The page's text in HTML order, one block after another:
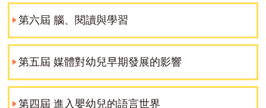
第六屆 腦、閱讀與學習
第五屆 媒體對幼兒早期發展的影響
第四屆 進入嬰幼兒的語言世界